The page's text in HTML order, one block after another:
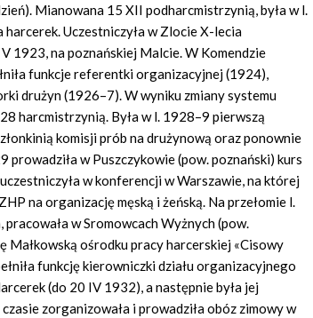
Mianowana 15 XII podharcmistrzynią, była w l.
Uczestniczyła w Zlocie X-lecia
1923, na poznańskiej Malcie. W Komendzie
funkcje referentki organizacyjnej (1924),
drużyn (1926–7). W wyniku zmiany systemu
harcmistrzynią. Była w l. 1928–9 pierwszą
komisji prób na drużynową oraz ponownie
w Puszczykowie (pow. poznański) kurs
w konferencji w Warszawie, na której
na organizację męską i żeńską. Na przełomie l.
w Sromowcach Wyżnych (pow.
ośrodku pracy harcerskiej «Cisowy
funkcję kierowniczki działu organizacyjnego
(do 20 IV 1932), a następnie była jej
zorganizowała i prowadziła obóz zimowy w